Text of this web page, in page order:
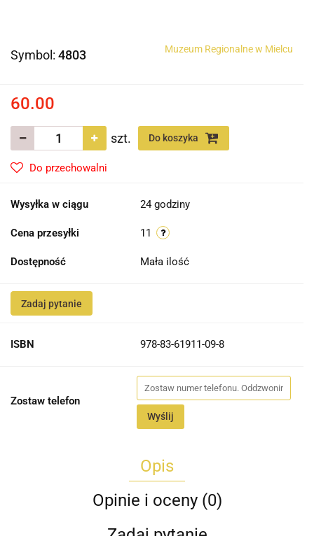
Symbol: 4803 Muzeum Regionalne w Mielcu
60.00
szt. Do koszyka
Do przechowalni
Wysyłka w ciągu 24 godziny
Cena przesyłki 11
Dostępność Mała ilość
Zadaj pytanie
ISBN 978-83-61911-09-8
Zostaw telefon
Wyślij
Opis
Opinie i oceny (0)